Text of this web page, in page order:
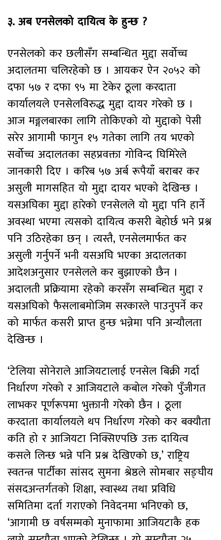
३. अब एनसेलको दायित्व के हुन्छ ?
एनसेलको कर छलीसँग सम्बन्धित मुद्दा सर्वोच्च
अदालतमा चलिरहेको छ । आयकर ऐन २०५२ को
दफा ५७ र दफा ९५ मा टेकेर ठूला करदाता
कार्यालयले एनसेलविरुद्ध मुद्दा दायर गरेको छ ।
आज मङ्गलबारका लागि तोकिएको यो मुद्दाको पेसी
सरेर आगामी फागुन १५ गतेका लागि तय भएको
सर्वोच्च अदालतका सहप्रवक्ता गोविन्द घिमिरेले
जानकारी दिए । करिब ५७ अर्ब रूपैयाँ बराबर कर
असुली मागसहित यो मुद्दा दायर भएको देखिन्छ ।
यसअघिका मुद्दा हारेको एनसेलले यो मुद्दा पनि हार्ने
अवस्था भएमा त्यसको दायित्व कसरी बेहोर्छ भने प्रश्न
पनि उठिरहेका छन् । त्यस्तै, एनसेलमार्फत कर
असुली गर्नुपर्ने भनी यसअघि भएका अदालतका
आदेशअनुसार एनसेलले कर बुझाएको छैन ।
अदालती प्रक्रियामा रहेको करसँग सम्बन्धित मुद्दा र
यसअघिको फैसलाबमोजिम सरकारले पाउनुपर्ने कर
को मार्फत कसरी प्राप्त हुन्छ भन्नेमा पनि अन्यौलता
देखिन्छ ।
‘टेलिया सोनेराले आजियटालाई एनसेल बिक्री गर्दा
निर्धारण गरेको र आजियटाले कबोल गरेको पुँजीगत
लाभकर पूर्णरूपमा भुक्तानी गरेको छैन । ठूला
करदाता कार्यालयले थप निर्धारण गरेको कर बक्यौता
कति हो र आजियटा निक्सिएपछि उक्त दायित्व
कसले लिन्छ भन्ने पनि प्रश्न देखिएको छ,’ राष्ट्रिय
स्वतन्त्र पार्टीका सांसद सुमना श्रेष्ठले सोमबार सङ्घीय
संसदअन्तर्गतको शिक्षा, स्वास्थ्य तथा प्रविधि
समितिमा दर्ता गराएको निवेदनमा भनिएको छ,
‘आगामी छ वर्षसम्मको मुनाफामा आजियटाकै हक